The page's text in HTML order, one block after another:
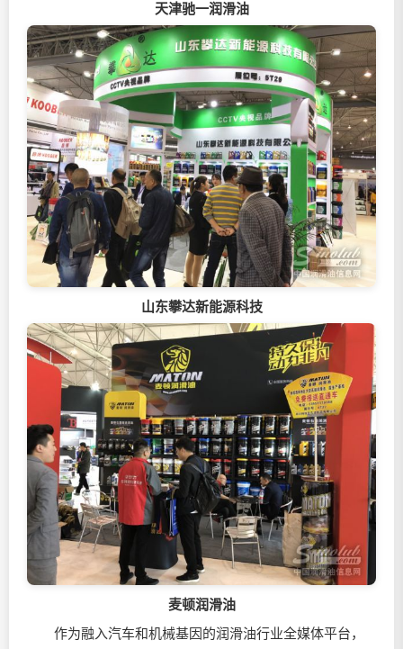
天津驰一润滑油
山东攀达新能源科技
麦顿润滑油
作为融入汽车和机械基因的润滑油行业全媒体平台，